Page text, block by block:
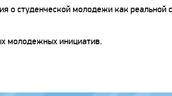
о студенческой молодежи как реальной
молодежных инициатив.